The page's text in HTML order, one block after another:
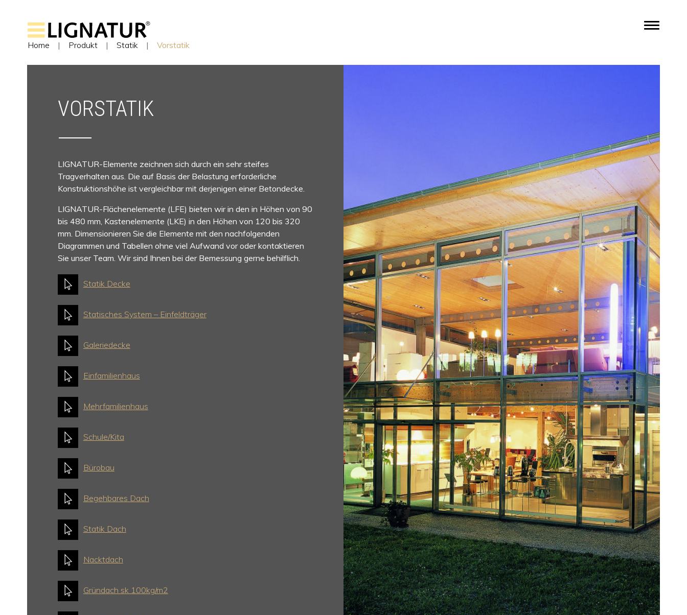
Home Produkt Statik Vorstatik
VORSTATIK
LIGNATUR-Elemente zeichnen sich durch ein sehr steifes
Tragverhalten aus. Die auf Basis der Belastung erforderliche
Konstruktionshöhe ist vergleichbar mit derjenigen einer Betondecke.
LIGNATUR-Flächenelemente (LFE) bieten wir in den in Höhen von 90
bis 480 mm, Kastenelemente (LKE) in den Höhen von 120 bis 320
mm. Dimensionieren Sie die Elemente mit den nachfolgenden
Diagrammen und Tabellen ohne viel Aufwand vor oder kontaktieren
Sie unser Team. Wir sind Ihnen bei der Bemessung gerne behilflich.
Statik Decke
Statisches System – Einfeldträger
Galeriedecke
Einfamilienhaus
Mehrfamilienhaus
Schule/Kita
Bürobau
Begehbares Dach
Statik Dach
Nacktdach
Gründach sk 100kg/m2